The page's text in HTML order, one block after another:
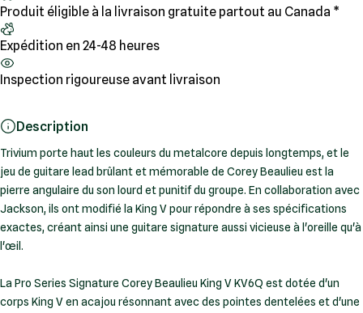
Produit éligible à la livraison gratuite partout au Canada *
Expédition en 24-48 heures
Inspection rigoureuse avant livraison
Description
Trivium porte haut les couleurs du metalcore depuis longtemps, et le
jeu de guitare lead brûlant et mémorable de Corey Beaulieu est la
pierre angulaire du son lourd et punitif du groupe. En collaboration avec
Jackson, ils ont modifié la King V pour répondre à ses spécifications
exactes, créant ainsi une guitare signature aussi vicieuse à l'oreille qu'à
l'œil.
La Pro Series Signature Corey Beaulieu King V KV6Q est dotée d'un
corps King V en acajou résonnant avec des pointes dentelées et d'une